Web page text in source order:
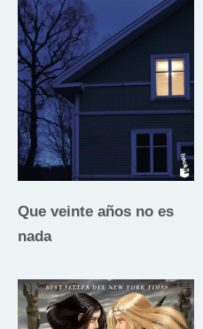
Que veinte años no es
nada